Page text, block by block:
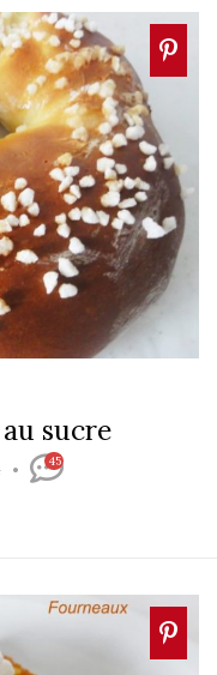
sucre
45